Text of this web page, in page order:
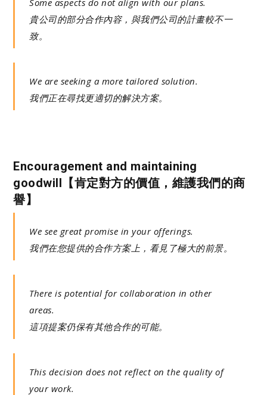
貴公司的部分合作內容，與我們公司的計畫較不一
致。
We are seeking a more tailored solution.
我們正在尋找更適切的解決方案。
Encouragement and maintaining
goodwill【肯定對方的價值，維護我們的商
譽】
We see great promise in your offerings.
我們在您提供的合作方案上，看見了極大的前景。
There is potential for collaboration in other
areas.
這項提案仍保有其他合作的可能。
This decision does not reflect on the quality of
your work.